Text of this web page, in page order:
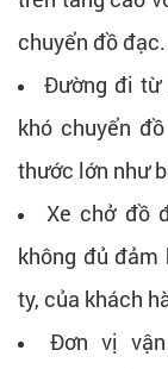
chuyển đồ đạc.
Đường đi từ
khó chuyển
thước lớn như
Xe chở đồ
không đủ
ty, của khách
Đơn vị